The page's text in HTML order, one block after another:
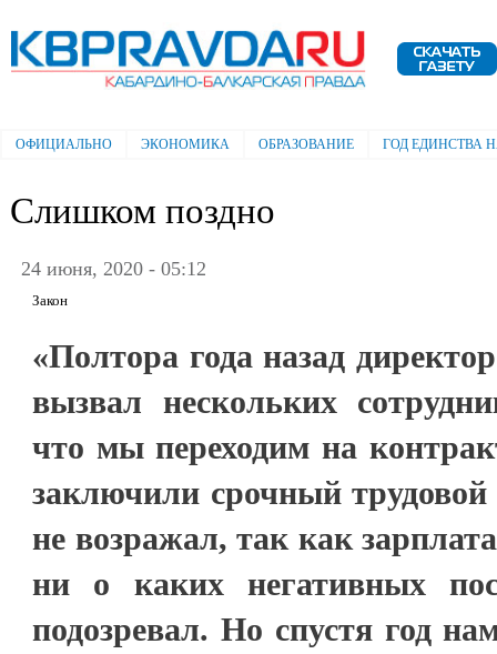
Электронная газета "Кабардино-
Балкарская правда"
Главное меню
ОФИЦИАЛЬНО ЭКОНОМИКА ОБРАЗОВАНИЕ ГОД ЕДИНСТВА
Слишком поздно
24 июня, 2020 - 05:12
Закон
«Полтора года назад
вызвал нескольких
что мы переходим на
заключили срочный трудовой
не возражал, так как
ни о каких негативных
подозревал. Но спустя год